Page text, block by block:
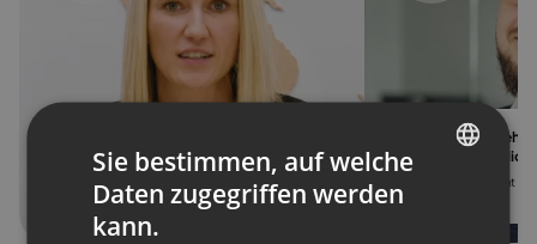
einer Webinar-Reihe gewonnen”
Schulungszentrums Verte
“98% der
Webinare auf
, Event &
ENGLISH
Sie bestimmen, auf welche
Daten zugegriffen werden
kann.